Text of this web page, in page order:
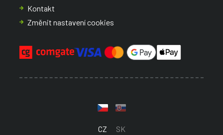
Kontakt
Změnit nastavení cookies
CZ SK